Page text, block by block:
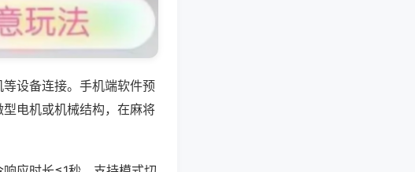
设备连接。手机端软件预
电机或机械结构，在麻将